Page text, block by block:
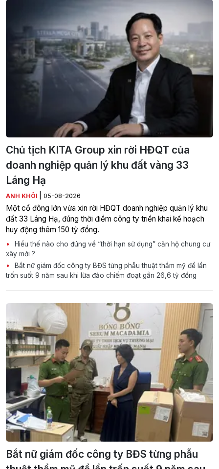
Chủ tịch KITA Group xin rời HĐQT của
doanh nghiệp quản lý khu đất vàng 33
Láng Hạ
ANH KHÔI 05-08-2026
Một cổ đông lớn vừa xin rời HĐQT doanh nghiệp quản lý khu
đất 33 Láng Hạ, đúng thời điểm công ty triển khai kế hoạch
huy động thêm 150 tỷ đồng.
Hiểu thế nào cho đúng về “thời hạn sử dụng” căn hộ chung cư
xây mới ?
Bắt nữ giám đốc công ty BĐS từng phẫu thuật thẩm mỹ để lẩn
trốn suốt 9 năm sau khi lừa đảo chiếm đoạt gần 26,6 tỷ đồng
Bắt nữ giám đốc công ty BĐS từng phẫu